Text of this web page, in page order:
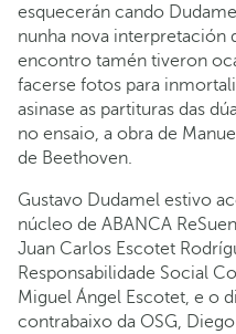
esquecerán cando
nunha nova interpretación
encontro tamén tiveron
facerse fotos para
asinase as partituras das
no ensaio, a obra de
de Beethoven.
Gustavo Dudamel estivo
núcleo de ABANCA
Juan Carlos Escotet
Responsabilidade Social
Miguel Ángel Escotet, e o
contrabaixo da OSG,